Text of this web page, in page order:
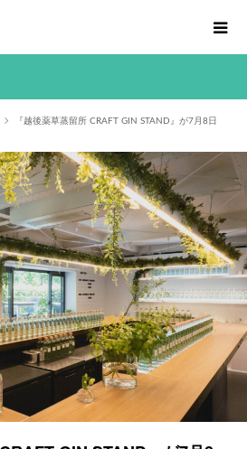
『越後薬草蒸留所 CRAFT GIN STAND』が7月8日